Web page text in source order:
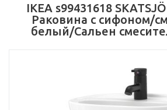
IKEA s99431618
Раковина с сифоном/
белый/Сальен